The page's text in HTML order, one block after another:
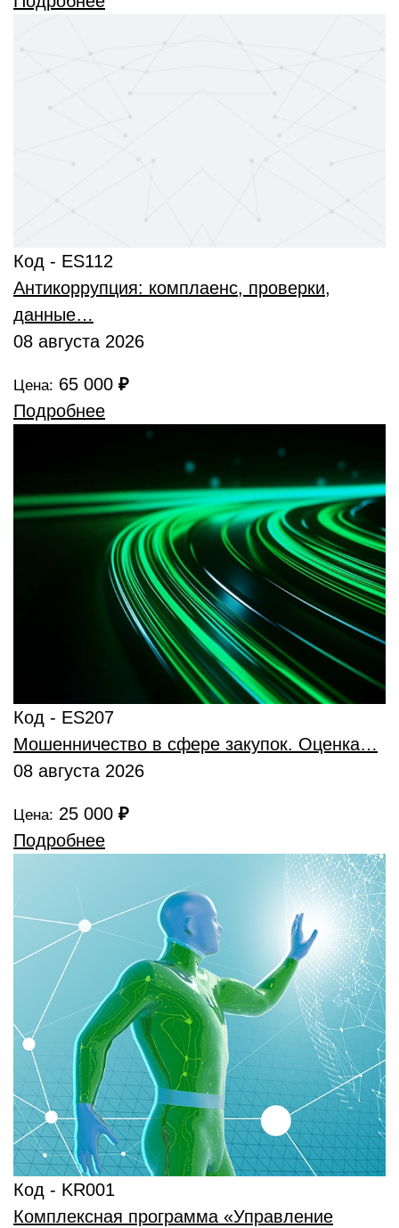
Код - ES112
Антикоррупция: комплаенс, проверки,
данные…
08 августа 2026
Цена: 65 000 ₽
Подробнее
Код - ES207
Мошенничество в сфере закупок. Оценка…
08 августа 2026
Цена: 25 000 ₽
Подробнее
Код - KR001
Комплексная программа «Управление